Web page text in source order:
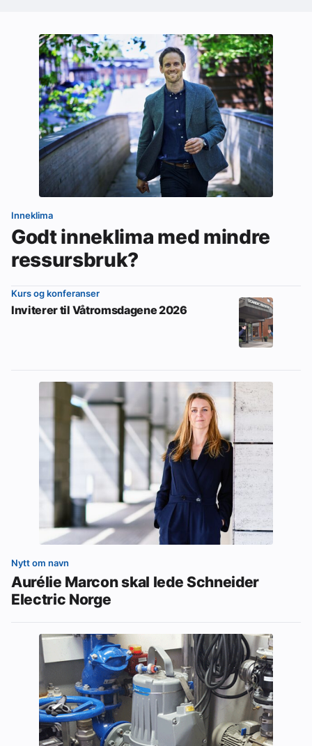
Inneklima
Godt inneklima med mindre
ressursbruk?
Kurs og konferanser
Inviterer til Våtromsdagene 2026
Nytt om navn
Aurélie Marcon skal lede Schneider
Electric Norge